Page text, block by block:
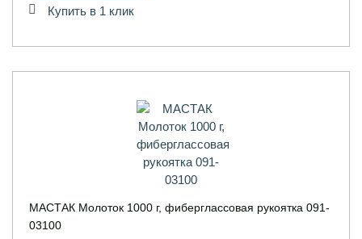
Купить в 1 клик
МАСТАК Молоток 1000 г, фиберглаcсовая рукоятка 091-
03100